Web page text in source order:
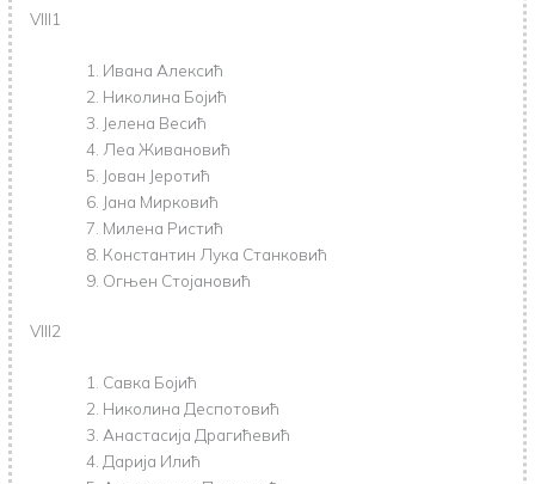
VIII1
Ивана Алексић
Николина Бојић
Јелена Весић
Леа Живановић
Јован Јеротић
Јана Мирковић
Милена Ристић
Константин Лука Станковић
Огњен Стојановић
VIII2
Савка Бојић
Николина Деспотовић
Анастасија Драгићевић
Дарија Илић